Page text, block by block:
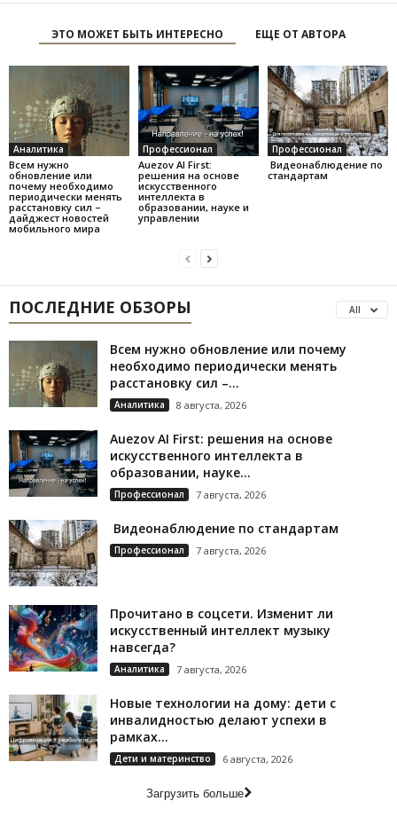
ЭТО МОЖЕТ БЫТЬ ИНТЕРЕСНО ЕЩЕ ОТ АВТОРА
Аналитика
Всем нужно
обновление или
почему необходимо
периодически менять
расстановку сил –
дайджест новостей
мобильного мира
Профессионал
Auezov AI First:
решения на основе
искусственного
интеллекта в
образовании, науке и
управлении
Профессионал
Видеонаблюдение по
стандартам
ПОСЛЕДНИЕ ОБЗОРЫ All
Всем нужно обновление или почему
необходимо периодически менять
расстановку сил –...
Аналитика 8 августа, 2026
Auezov AI First: решения на основе
искусственного интеллекта в
образовании, науке...
Профессионал 7 августа, 2026
Видеонаблюдение по стандартам
Профессионал 7 августа, 2026
Прочитано в соцсети. Изменит ли
искусственный интеллект музыку
навсегда?
Аналитика 7 августа, 2026
Новые технологии на дому: дети с
инвалидностью делают успехи в
рамках...
Дети и материнство 6 августа, 2026
Загрузить больше